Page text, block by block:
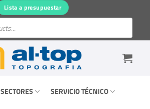
Lista a presupuestar
SECTORES SERVICIO TÉCNICO